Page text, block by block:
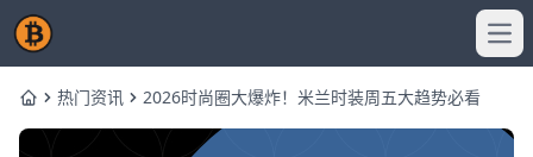
Home热门资讯 2026时尚圈大爆炸！米兰时装周五大趋势必看